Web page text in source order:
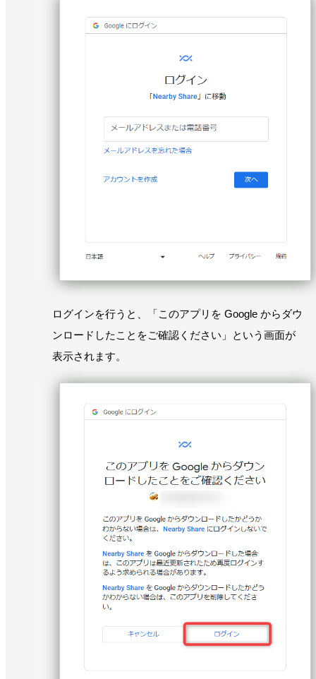
ログインを行うと、「このアプリを Google からダウ
ンロードしたことをご確認ください」という画面が
表示されます。